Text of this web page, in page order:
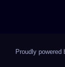
Proudly powered